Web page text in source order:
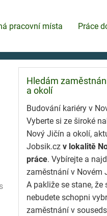
pracovní místa Práce
Hledám
a okolí
Budování kariéry v
Vyberte si ze široké
Nový Jičín a okolí,
Jobsik.cz v lokalitě
práce. Vybírejte a
zaměstnání v Novém
A pakliže se stane,
nebudete schopni
zaměstnání v